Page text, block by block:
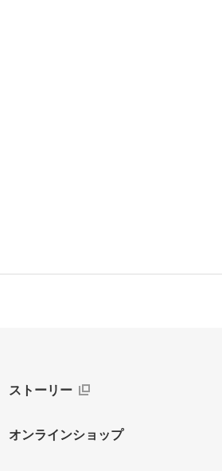
ストーリー
オンラインショップ